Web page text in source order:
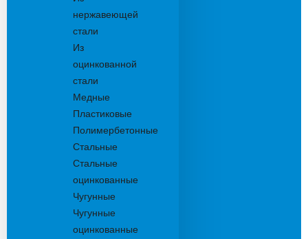
нержавеющей
стали
Из
оцинкованной
стали
Медные
Пластиковые
Полимербетонные
Стальные
Стальные
оцинкованные
Чугунные
Чугунные
оцинкованные